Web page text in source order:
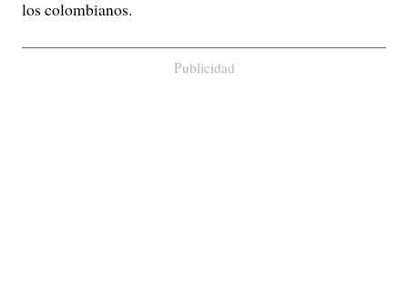
los colombianos.
Publicidad